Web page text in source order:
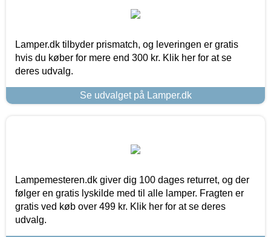
Lamper.dk tilbyder prismatch, og leveringen er gratis
hvis du køber for mere end 300 kr. Klik her for at se
deres udvalg.
Se udvalget på Lamper.dk
Lampemesteren.dk giver dig 100 dages returret, og der
følger en gratis lyskilde med til alle lamper. Fragten er
gratis ved køb over 499 kr. Klik her for at se deres
udvalg.